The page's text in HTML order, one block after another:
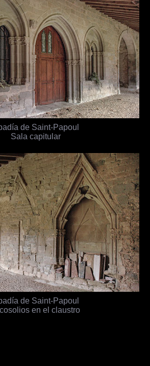
de Saint-Papoul
Sala capitular
de Saint-Papoul
en el claustro